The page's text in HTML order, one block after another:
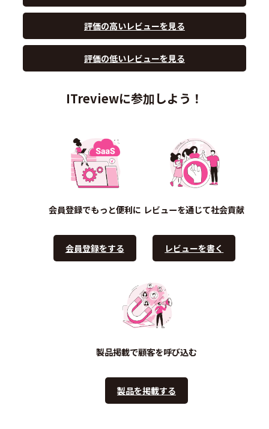
評価の高いレビューを見る
評価の低いレビューを見る
ITreviewに参加しよう！
会員登録でもっと便利に
会員登録をする
レビューを通じて社会貢献
レビューを書く
製品掲載で顧客を呼び込む
製品を掲載する